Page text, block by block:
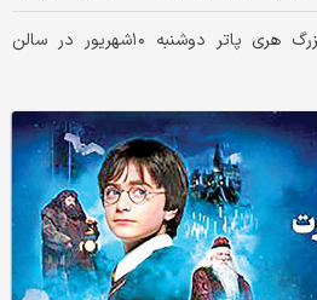
دنیای اقتصاد: فیلم-کنسرت بزرگ هری پاتر دوشنبه ۱۰شهریور در سالن